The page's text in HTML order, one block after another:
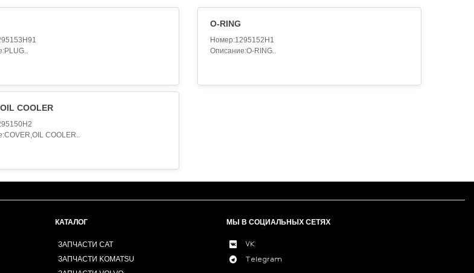
O-RING
Номер:1295152H1
Описание:O-RING..
COOLER
COOLER..
КАТАЛОГ
ЗАПЧАСТИ CAT
ЗАПЧАСТИ KOMATSU
МЫ В СОЦИАЛЬНЫХ СЕТЯХ
VK
Telegram